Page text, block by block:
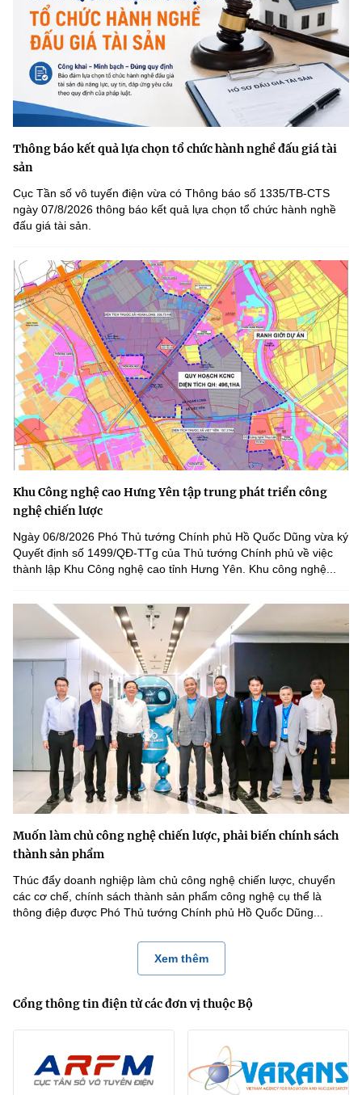
Thông báo kết quả lựa chọn tổ chức hành nghề đấu giá tài
sản
Cục Tần số vô tuyến điện vừa có Thông báo số 1335/TB-CTS
ngày 07/8/2026 thông báo kết quả lựa chọn tổ chức hành nghề
đấu giá tài sản.
Khu Công nghệ cao Hưng Yên tập trung phát triển công
nghệ chiến lược
Ngày 06/8/2026 Phó Thủ tướng Chính phủ Hồ Quốc Dũng vừa ký
Quyết định số 1499/QĐ-TTg của Thủ tướng Chính phủ về việc
thành lập Khu Công nghệ cao tỉnh Hưng Yên. Khu công nghệ...
Muốn làm chủ công nghệ chiến lược, phải biến chính sách
thành sản phẩm
Thúc đẩy doanh nghiệp làm chủ công nghệ chiến lược, chuyển
các cơ chế, chính sách thành sản phẩm công nghệ cụ thể là
thông điệp được Phó Thủ tướng Chính phủ Hồ Quốc Dũng...
Xem thêm
Cổng thông tin điện tử các đơn vị thuộc Bộ